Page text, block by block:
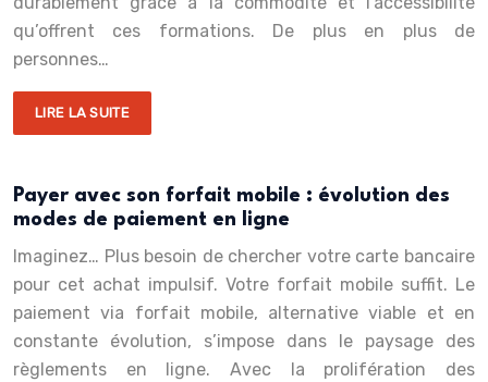
qu’offrent ces formations. De plus en plus de
personnes…
LIRE LA SUITE
Payer avec son forfait mobile : évolution des
modes de paiement en ligne
Imaginez… Plus besoin de chercher votre carte bancaire
pour cet achat impulsif. Votre forfait mobile suffit. Le
paiement via forfait mobile, alternative viable et en
constante évolution, s’impose dans le paysage des
règlements en ligne. Avec la prolifération des